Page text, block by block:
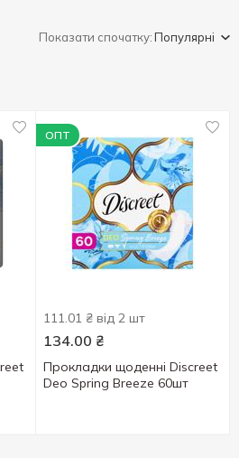
Показати спочатку:Популярні
ОПТ
111.01 ₴ від 2 шт
134.00 ₴
Прокладки щоденні Discreet
Deo Spring Breeze 60шт